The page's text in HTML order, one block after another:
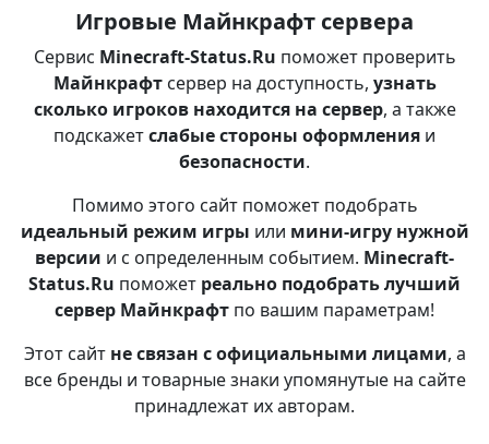
Игровые Майнкрафт сервера
Сервис Minecraft-Status.Ru поможет проверить
Майнкрафтсервер на доступность, узнать
сколько игроков находится на сервер, а также
подскажетслабые стороны оформления и
безопасности.
Помимо этого сайт поможет подобрать
идеальный режим игры или мини-игру нужной
версии и с определенным событием. Minecraft-
Status.Ru поможет реально подобрать лучший
сервер Майнкрафт по вашим параметрам!
Этот сайт не связан с официальными лицами, а
все бренды и товарные знаки упомянутые на сайте
принадлежат их авторам.